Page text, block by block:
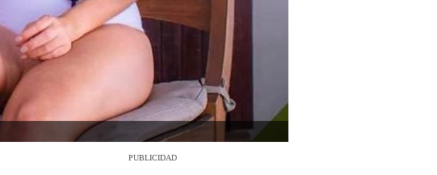
PUBLICIDAD